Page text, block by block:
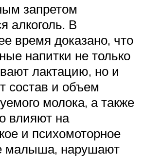
запретом
алкоголь. В
время доказано, что
напитки не только
лактацию, но и
состав и объем
молока, а также
влияют на
и психомоторное
малыша, нарушают